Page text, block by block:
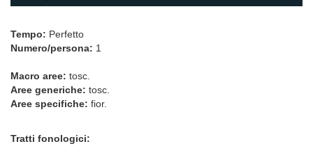
Tempo: Perfetto
Numero/persona: 1
Macro aree: tosc.
Aree generiche: tosc.
Aree specifiche: fior.
Tratti fonologici: